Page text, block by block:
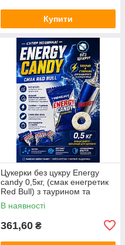
Купити
Цукерки без цукру Energy
candy 0,5кг, (смак енегретик
Red Bull) з таурином та
гуараною для бадьорості
В наявності
361,60 ₴